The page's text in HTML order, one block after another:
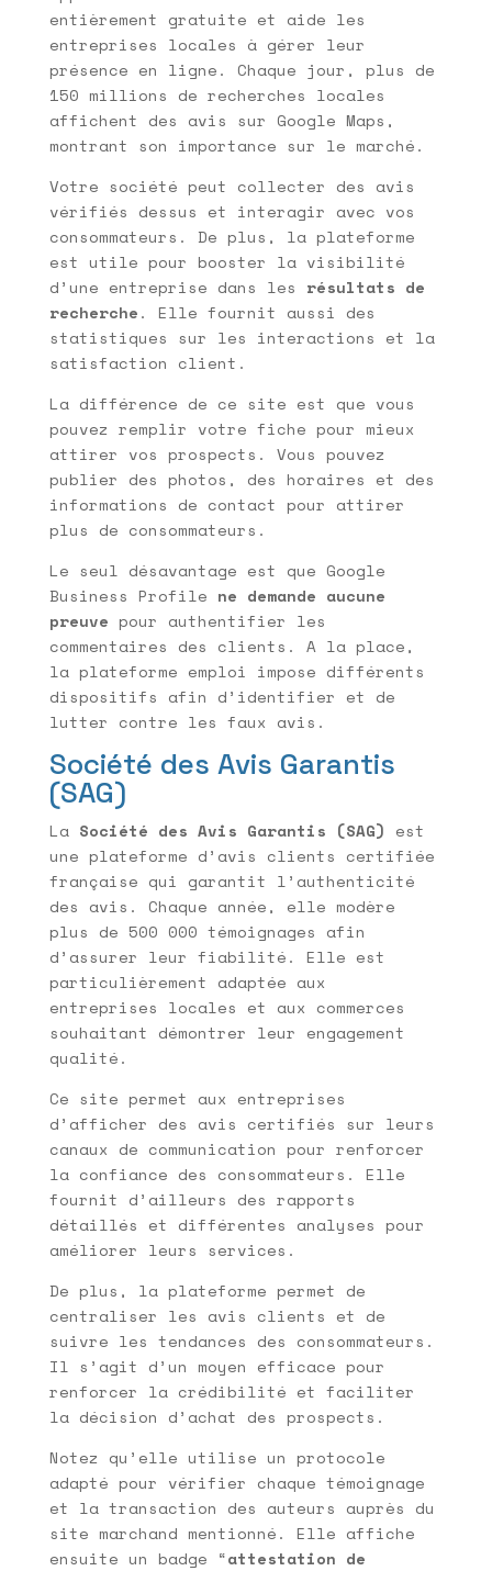
entièrement gratuite et aide les
entreprises locales à gérer leur
présence en ligne. Chaque jour, plus de
150 millions de recherches locales
affichent des avis sur Google Maps,
montrant son importance sur le marché.
Votre société peut collecter des avis
vérifiés dessus et interagir avec vos
consommateurs. De plus, la plateforme
est utile pour booster la visibilité
d’une entreprise dans les résultats de
recherche. Elle fournit aussi des
statistiques sur les interactions et la
satisfaction client.
La différence de ce site est que vous
pouvez remplir votre fiche pour mieux
attirer vos prospects. Vous pouvez
publier des photos, des horaires et des
informations de contact pour attirer
plus de consommateurs.
Le seul désavantage est que Google
Business Profile ne demande aucune
preuve pour authentifier les
commentaires des clients. A la place,
la plateforme emploi impose différents
dispositifs afin d’identifier et de
lutter contre les faux avis.
Société des Avis Garantis
(SAG)
La Société des Avis Garantis (SAG) est
une plateforme d’avis clients certifiée
française qui garantit l’authenticité
des avis. Chaque année, elle modère
plus de 500 000 témoignages afin
d’assurer leur fiabilité. Elle est
particulièrement adaptée aux
entreprises locales et aux commerces
souhaitant démontrer leur engagement
qualité.
Ce site permet aux entreprises
d’afficher des avis certifiés sur leurs
canaux de communication pour renforcer
la confiance des consommateurs. Elle
fournit d’ailleurs des rapports
détaillés et différentes analyses pour
améliorer leurs services.
De plus, la plateforme permet de
centraliser les avis clients et de
suivre les tendances des consommateurs.
Il s’agit d’un moyen efficace pour
renforcer la crédibilité et faciliter
la décision d’achat des prospects.
Notez qu’elle utilise un protocole
adapté pour vérifier chaque témoignage
et la transaction des auteurs auprès du
site marchand mentionné. Elle affiche
ensuite un badge “attestation de